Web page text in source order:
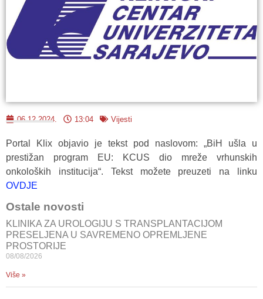
06.12.2024. 13:04 Vijesti
Portal Klix objavio je tekst pod naslovom: „BiH ušla u
prestižan program EU: KCUS dio mreže vrhunskih
onkoloških institucija“. Tekst možete preuzeti na linku
OVDJE
Ostale novosti
KLINIKA ZA UROLOGIJU S TRANSPLANTACIJOM
PRESELJENA U SAVREMENO OPREMLJENE
PROSTORIJE
08/08/2026
Više »